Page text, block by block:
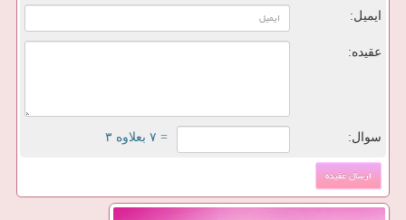
ایمیل:
عقیده:
سوال: = ۷ بعلاوه ۳